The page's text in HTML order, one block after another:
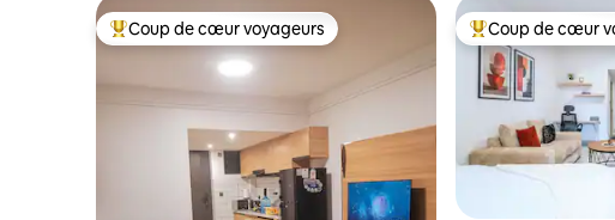
Coup de cœur voyageurs parmi les plus aimés
Coup de cœur voyageurs Coup de cœur
Coup de cœur